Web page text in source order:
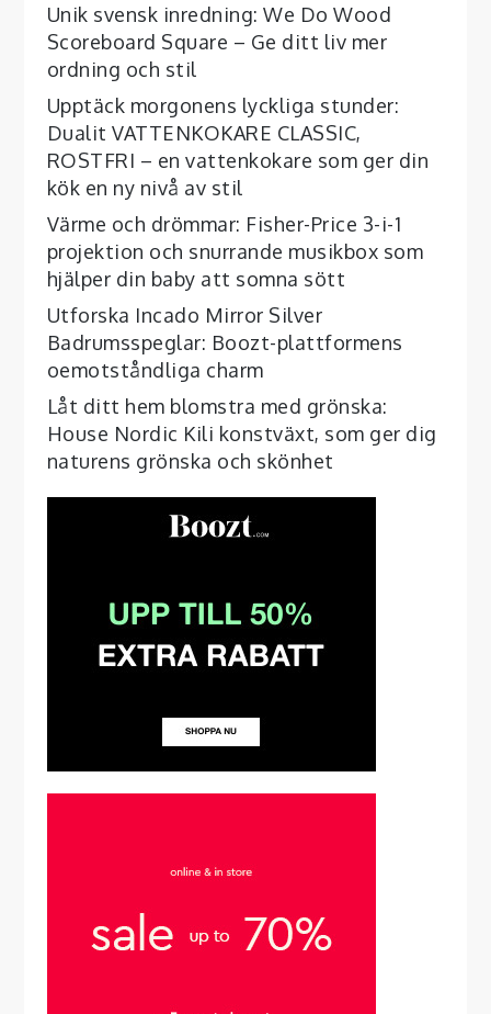
Unik svensk inredning: We Do Wood
Scoreboard Square – Ge ditt liv mer
ordning och stil
Upptäck morgonens lyckliga stunder:
Dualit VATTENKOKARE CLASSIC,
ROSTFRI – en vattenkokare som ger din
kök en ny nivå av stil
Värme och drömmar: Fisher-Price 3-i-1
projektion och snurrande musikbox som
hjälper din baby att somna sött
Utforska Incado Mirror Silver
Badrumsspeglar: Boozt-plattformens
oemotståndliga charm
Låt ditt hem blomstra med grönska:
House Nordic Kili konstväxt, som ger dig
naturens grönska och skönhet